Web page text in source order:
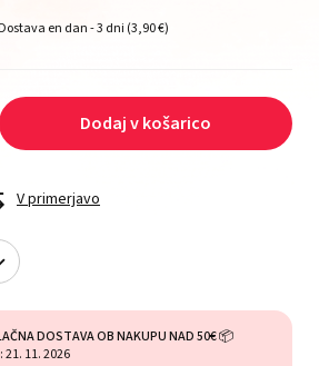
en dan - 3 dni (3,90 €)
Dodaj v košarico
V primerjavo
DOSTAVA OB NAKUPU NAD 50€ 📦
21. 11. 2026